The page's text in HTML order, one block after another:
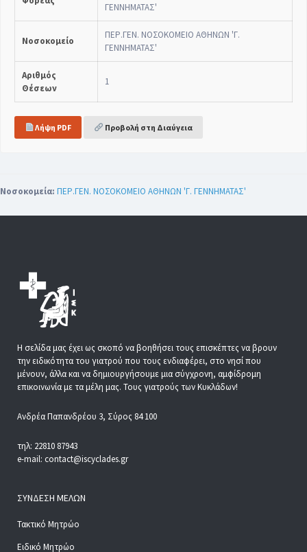
ΓΕΝΝΗΜΑΤΑΣ'
Νοσοκομείο
ΠΕΡ.ΓΕΝ. ΝΟΣΟΚΟΜΕΙΟ ΑΘΗΝΩΝ 'Γ.
ΓΕΝΝΗΜΑΤΑΣ'
Αριθμός
Θέσεων
1
Λήψη PDF Προβολή στη Διαύγεια
Νοσοκομεία: ΠΕΡ.ΓΕΝ. ΝΟΣΟΚΟΜΕΙΟ ΑΘΗΝΩΝ 'Γ. ΓΕΝΝΗΜΑΤΑΣ'
Η σελίδα μας έχει ως σκοπό να βοηθήσει τους επισκέπτες να βρουν
την ειδικότητα του γιατρού που τους ενδιαφέρει, στο νησί που
μένουν, άλλα και να δημιουργήσουμε μια σύγχρονη, αμφίδρομη
επικοινωνία με τα μέλη μας. Τους γιατρούς των Κυκλάδων!
Ανδρέα Παπανδρέου 3, Σύρος 84 100
τηλ: 22810 87943
e-mail: contact@iscyclades.gr
ΣΎΝΔΕΣΗ ΜΕΛΏΝ
Τακτικό Μητρώο
Ειδικό Μητρώο